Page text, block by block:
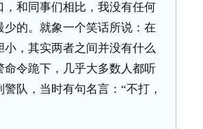
和同事们相比，我没有任何
的。就象一个笑话所说：在
，其实两者之间并没有什么
令跪下，几乎大多数人都听
队，当时有句名言：“不打，